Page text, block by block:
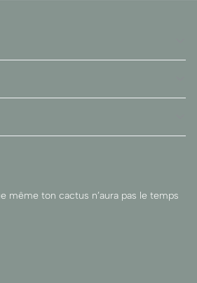
en gelées et confitures.
même ton cactus n’aura pas le temps